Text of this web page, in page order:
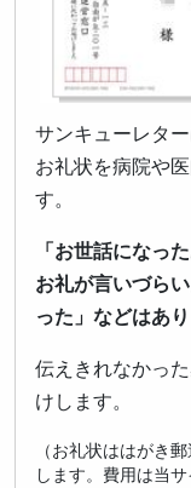
サンキューレタ
お礼状を病院や
す。
「お世話になっ
お礼が言いづら
った」などはあ
伝えきれなかっ
けします。
（お礼状ははがき
します。費用は当